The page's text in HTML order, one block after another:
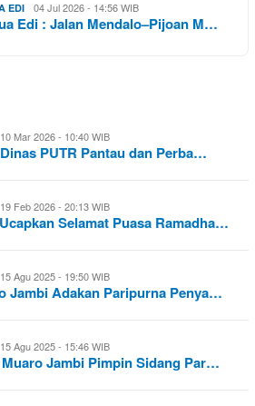
EDI 04 Jul 2026 - 14:56 WIB
Edi : Jalan Mendalo–Pijoan M…
10 Mar 2026 - 10:40 WIB
PUTR Pantau dan Perba…
19 Feb 2026 - 20:13 WIB
Selamat Puasa Ramadha…
15 Agu 2025 - 19:50 WIB
Jambi Adakan Paripurna Penya…
15 Agu 2025 - 15:46 WIB
Muaro Jambi Pimpin Sidang Par…